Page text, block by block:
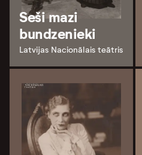
Seši mazi
bundzenieki
Latvijas Nacionālais teātris